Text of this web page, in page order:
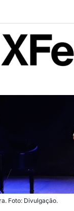
Foto: Divulgação.